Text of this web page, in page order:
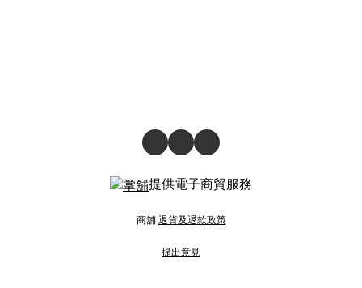
提供電子商貿服務
商舖 退貨及退款政策
提出意見